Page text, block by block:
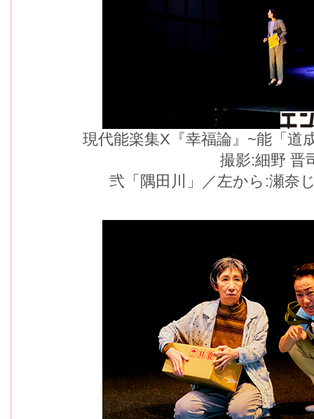
現代能楽集X『幸福論』~能「道
撮影:細野 晋
弐「隅田川」／左から:瀬奈